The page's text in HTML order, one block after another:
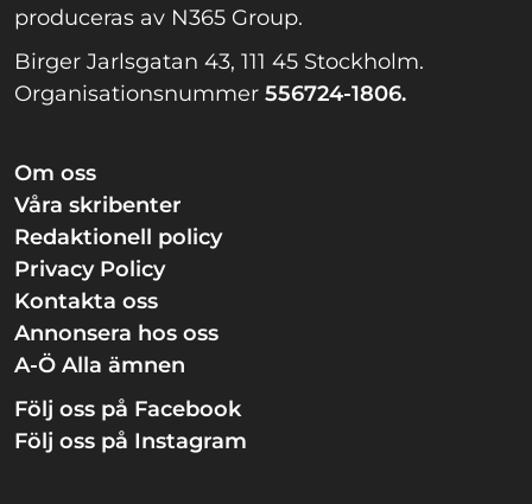
produceras av N365 Group.
Birger Jarlsgatan 43, 111 45 Stockholm.
Organisationsnummer 556724-1806.
Om oss
Våra skribenter
Redaktionell policy
Privacy Policy
Kontakta oss
Annonsera hos oss
A-Ö Alla ämnen
Följ oss på Facebook
Följ oss på Instagram